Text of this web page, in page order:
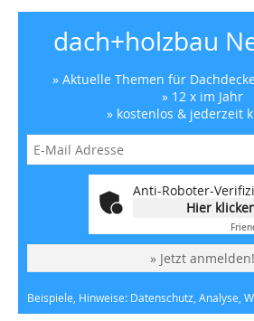
dach+holzbau
» Aktuelle Themen für
» 12 x im Jahr
» kostenlos & jederzeit
Anti-Roboter-
Hier
» Jetzt anmelden!
Beispiele, Hinweise: Datenschutz, Analyse,